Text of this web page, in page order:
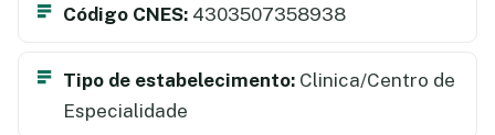
Código CNES: 4303507358938
Tipo de estabelecimento: Clinica/Centro de
Especialidade